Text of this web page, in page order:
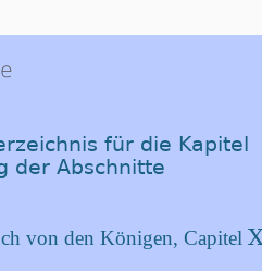
für die Kapitel
der Abschnitte
von den Königen, Capitel